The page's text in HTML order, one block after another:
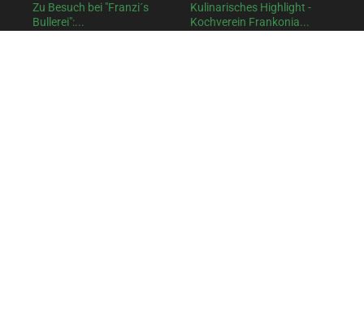
Zu Besuch bei "Franzi´s
Bullerei":...
Kulinarisches Highlight -
Kochverein Frankonia...